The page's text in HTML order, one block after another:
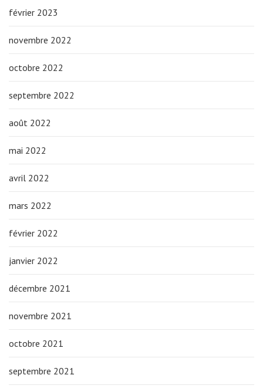
février 2023
novembre 2022
octobre 2022
septembre 2022
août 2022
mai 2022
avril 2022
mars 2022
février 2022
janvier 2022
décembre 2021
novembre 2021
octobre 2021
septembre 2021